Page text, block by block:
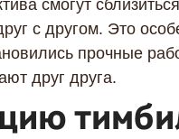
смогут
с другом. Это
прочные
друг друга.